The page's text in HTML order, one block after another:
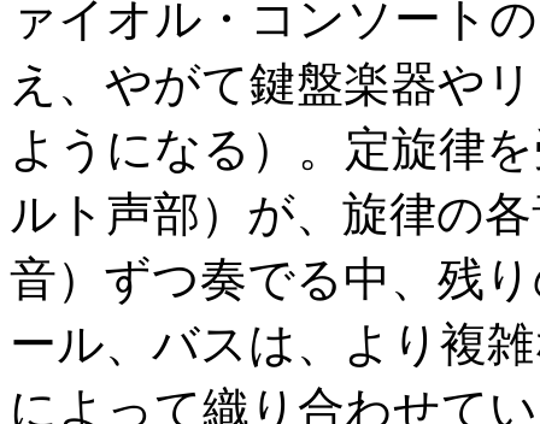
ァイオル・コンソート
え、やがて鍵盤楽器や
ようになる）。定旋律
ルト声部）が、旋律の
音）ずつ奏でる中、残
ール、バスは、より複
によって織り合わせて